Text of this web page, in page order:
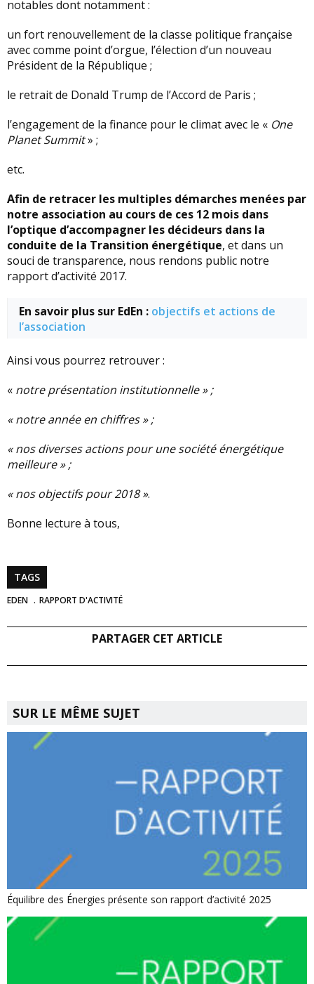
notables dont notamment :
un fort renouvellement de la classe politique française
avec comme point d’orgue, l’élection d’un nouveau
Président de la République ;
le retrait de Donald Trump de l’Accord de Paris ;
l’engagement de la finance pour le climat avec le « One
Planet Summit» ;
etc.
Afin de retracer les multiples démarches menées par
notre association au cours de ces 12 mois dans
l’optique d’accompagner les décideurs dans la
conduite de la Transition énergétique, et dans un
souci de transparence, nous rendons public notre
rapport d’activité 2017.
En savoir plus sur EdEn : objectifs et actions de
l’association
Ainsi vous pourrez retrouver :
« notre présentation institutionnelle » ;
« notre année en chiffres » ;
« nos diverses actions pour une société énergétique
meilleure » ;
« nos objectifs pour 2018 ».
Bonne lecture à tous,
TAGS
EDEN RAPPORT D'ACTIVITÉ
PARTAGER CET ARTICLE
SUR LE MÊME SUJET
Équilibre des Énergies présente son rapport d’activité 2025